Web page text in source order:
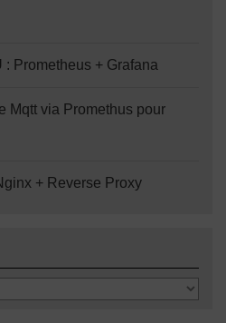
Prometheus + Grafana
Mqtt via Promethus pour
+ Reverse Proxy